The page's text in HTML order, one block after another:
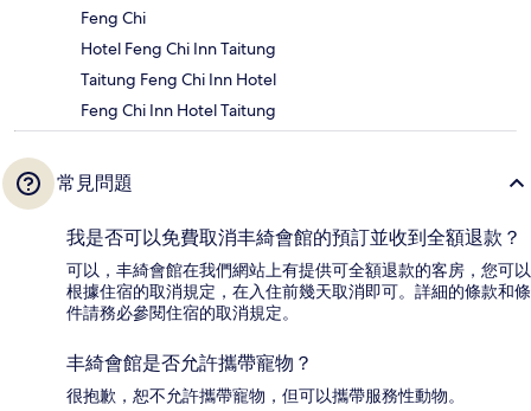
Feng Chi
Hotel Feng Chi Inn Taitung
Taitung Feng Chi Inn Hotel
Feng Chi Inn Hotel Taitung
常見問題
我是否可以免費取消丰綺會館的預訂並收到全額退款？
可以，丰綺會館在我們網站上有提供可全額退款的客房，您可以
根據住宿的取消規定，在入住前幾天取消即可。詳細的條款和條
件請務必參閱住宿的取消規定。
丰綺會館是否允許攜帶寵物？
很抱歉，恕不允許攜帶寵物，但可以攜帶服務性動物。